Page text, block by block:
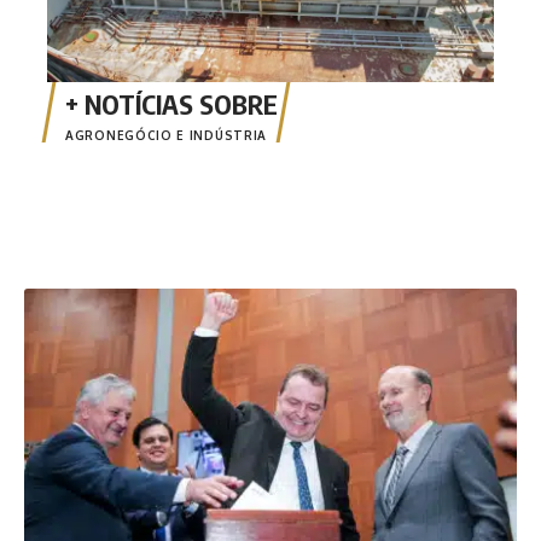
AGRONEGÓCIO E INDÚSTRIA